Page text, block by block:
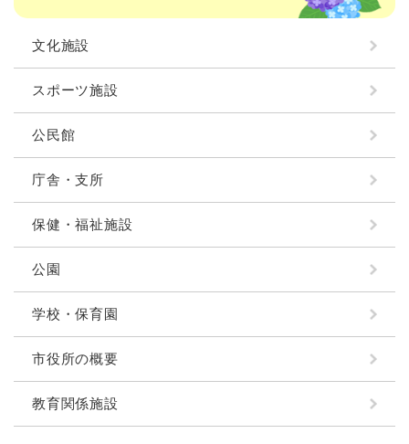
文化施設
スポーツ施設
公民館
庁舎・支所
保健・福祉施設
公園
学校・保育園
市役所の概要
教育関係施設